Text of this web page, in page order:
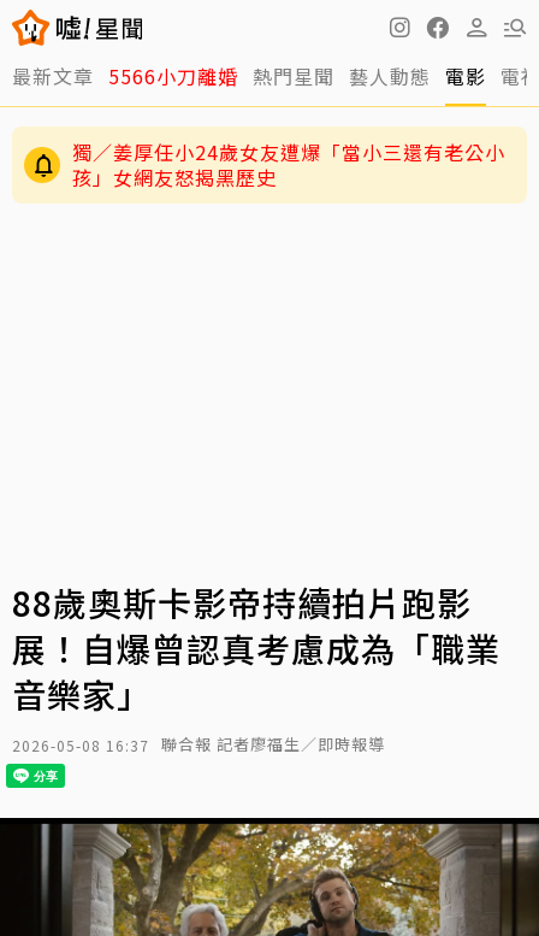
最新文章 5566小刀離婚 熱門星聞 藝人動態 電影 電
獨／姜厚任小24歲女友遭爆「當小三還有老公小
孩」女網友怒揭黑歷史
88歲奧斯卡影帝持續拍片跑影
展！自爆曾認真考慮成為「職業
音樂家」
2026-05-08 16:37 聯合報 記者廖福生／即時報導